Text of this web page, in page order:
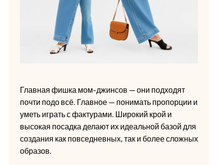
Главная фишка мом-джинсов — они подходят
почти подо всё. Главное — понимать пропорции и
уметь играть с фактурами. Широкий крой и
высокая посадка делают их идеальной базой для
создания как повседневных, так и более сложных
образов.